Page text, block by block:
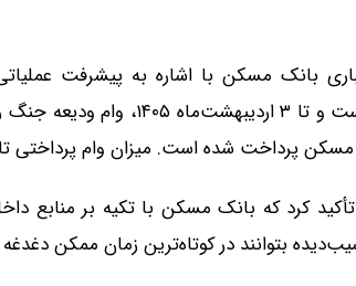
بانک مسکن با اشاره به پیشرفت
شده است. میزان وام پرداختی تاکنون ۶ هزار و ۶۴۲ میلیارد
کرد که بانک مسکن با تکیه بر منابع
بتوانند در کوتاه‌ترین زمان ممکن